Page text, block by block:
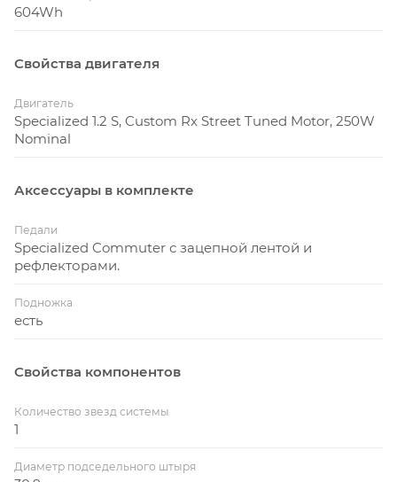
604Wh
Свойства двигателя
Двигатель
Specialized 1.2 S, Custom Rx Street Tuned Motor, 250W
Nominal
Аксессуары в комплекте
Педали
Specialized Commuter с зацепной лентой и
рефлекторами.
Подножка
есть
Свойства компонентов
Количество звезд системы
1
Диаметр подседельного штыря